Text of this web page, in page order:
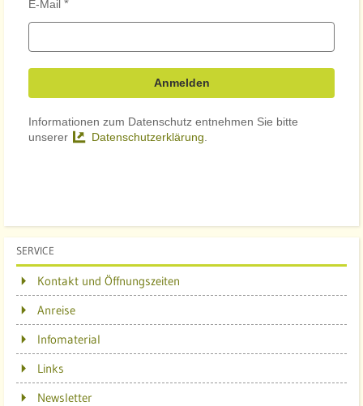
E-Mail
Anmelden
Informationen zum Datenschutz entnehmen Sie bitte
unserer
Datenschutzerklärung
SERVICE
Kontakt und Öffnungszeiten
Anreise
Infomaterial
Links
Newsletter